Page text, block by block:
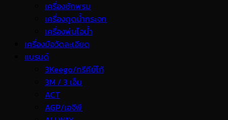
เครื่องซักพรม
เครื่องดูดน้ำกระจก
เครื่องพ่นไอน้ำ
เครื่องมือวัดละเอียด
แบรนด์
3Keego/ทรีคีย์โก้
3M / 3 เอ็ม
ACT
AGP/เอจีพี